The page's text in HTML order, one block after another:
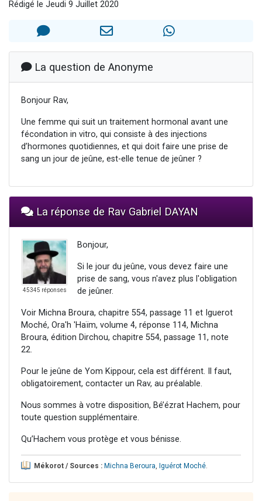
2 nouvelles musiques dans Torah-Box Music
4 personnes viennent de nous rejoindre sur WhatsApp
Rédigé le Jeudi 9 Juillet 2020
La question de Anonyme
Bonjour Rav,
Une femme qui suit un traitement hormonal avant une
fécondation in vitro, qui consiste à des injections
d’hormones quotidiennes, et qui doit faire une prise de
sang un jour de jeûne, est-elle tenue de jeûner ?
La réponse de Rav Gabriel DAYAN
45345 réponses
Bonjour,
Si le jour du jeûne, vous devez faire une
prise de sang, vous n'avez plus l'obligation
de jeûner.
Voir Michna Broura, chapitre 554, passage 11 et Iguerot
Moché, Ora'h 'Haïm, volume 4, réponse 114, Michna
Broura, édition Dirchou, chapitre 554, passage 11, note
22.
Pour le jeûne de Yom Kippour, cela est différent. Il faut,
obligatoirement, contacter un Rav, au préalable.
Nous sommes à votre disposition, Bé’ézrat Hachem, pour
toute question supplémentaire.
Qu’Hachem vous protège et vous bénisse.
Mékorot / Sources : Michna Beroura, Iguérot Moché.